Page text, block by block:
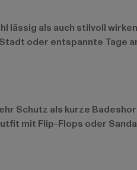
lässig als auch stilvoll
oder entspannte Tage
Schutz als kurze
mit Flip-Flops oder